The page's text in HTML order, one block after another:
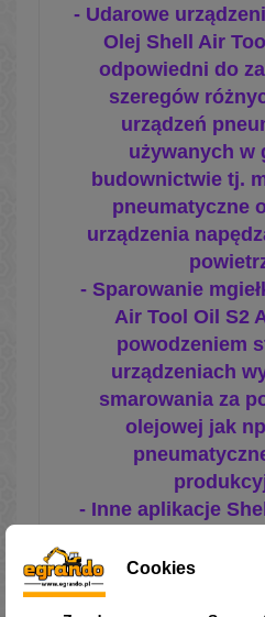
-Udarowe
Olej Shell Air
odpowiedni do
szeregów
urządzeń
używanych w
budownictwie tj.
pneumatyczne
urządzenia
- Sparowanie
Air Tool Oil S2
powodzeniem
urządzeniach
smarowania za
olejowej jak
- Inne aplikacje
pewnych
łożysk gdzie mogą
Cookies